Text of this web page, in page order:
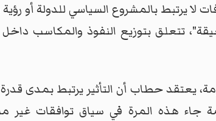
يرتبط بالمشروع السياسي للدولة أو
تتعلق بتوزيع النفوذ والمكاسب
حطاب أن التأثير يرتبط بمدى قدرة
جاء هذه المرة في سياق توافقات غير